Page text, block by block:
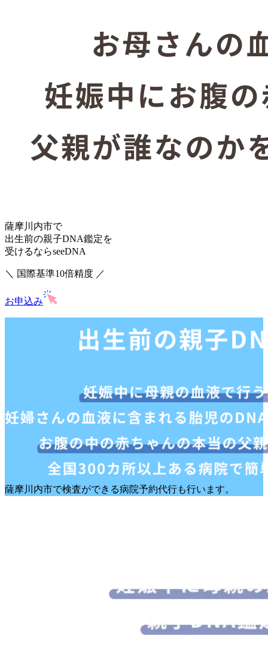
薩摩川内市で
出生前の親子DNA鑑定を
受けるならseeDNA
＼ 国際基準10倍精度 ／
お申込み
薩摩川内市で検査ができる病院予約代行も行います。